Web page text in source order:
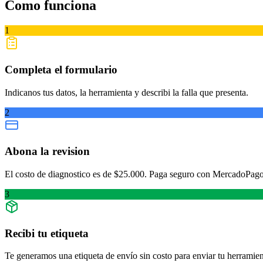
Como funciona
1
Completa el formulario
Indicanos tus datos, la herramienta y describi la falla que presenta.
2
Abona la revision
El costo de diagnostico es de $25.000. Paga seguro con
3
Recibi tu etiqueta
Te generamos una etiqueta de envío sin costo para enviar tu